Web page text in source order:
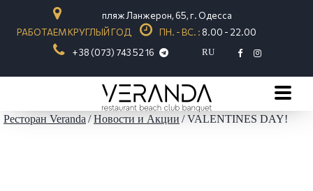
пляж Ланжерон, 65, г. Одесса
РАБОТАЕМ КРУГЛЫЙ ГОД
ПН. - ВС. : 8.00 - 22.00
+ 38 (073) 743 52 16
RU
Ресторан Veranda Новости и Акции VALENTINES DAY!